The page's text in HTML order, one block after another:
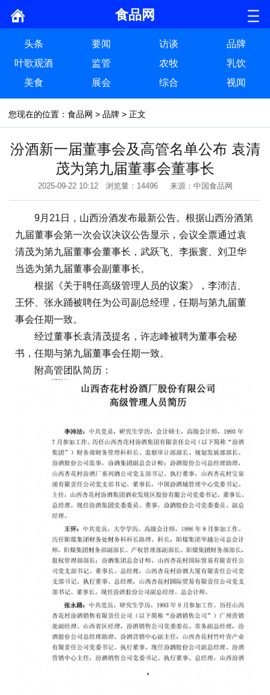
食品网
头条 要闻 访谈
品牌
叶歌观酒
监管 农牧
乳饮
美食
展会 综合 视闻
您现在的位置： 食品网 > 品牌 > 正文
汾酒新一届董事会及高管名单公布 袁清
茂为第九届董事会董事长
2025-09-22 10:12 浏览量：14496 来源：中国食品网
9月21日，山西汾酒发布最新公告。根据山西汾酒第
九届董事会第一次会议决议公告显示，会议全票通过袁
清茂为第九届董事会董事长，武跃飞、李振寰、刘卫华
当选为第九届董事会副董事长。
根据《关于聘任高级管理人员的议案》，李沛洁、
王怀、张永踊被聘任为公司副总经理，任期与第九届董
事会任期一致。
经过董事长袁清茂提名，许志峰被聘为董事会秘
书，任期与第九届董事会任期一致。
附高管团队简历：